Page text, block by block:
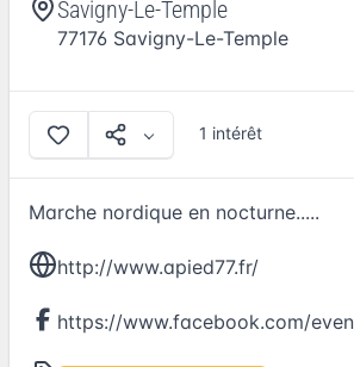
Savigny-Le-Temple
77176 Savigny-Le-Temple
1 intérêt
Marche nordique en nocturne.....
http://www.apied77.fr/